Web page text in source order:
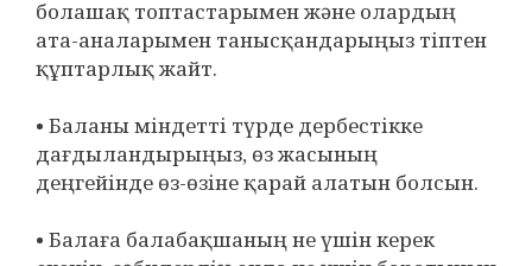
болашақ топтастарымен және олардың
ата-аналарымен танысқандарыңыз тіптен
құптарлық жайт.
• Баланы міндетті түрде дербестікке
дағдыландырыңыз, өз жасының
деңгейінде өз-өзіне қарай алатын болсын.
• Балаға балабақшаның не үшін керек